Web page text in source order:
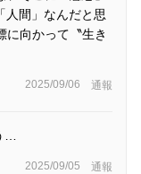
人間」なんだと思
に向かって〝生き
2025/09/06 通報
…
2025/09/05 通報